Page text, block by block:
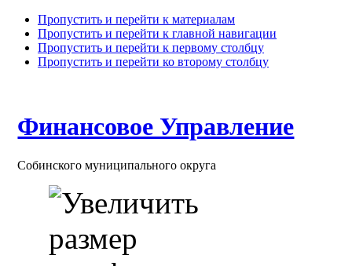
Пропустить и перейти к материалам
Пропустить и перейти к главной навигации
Пропустить и перейти к первому столбцу
Пропустить и перейти ко второму столбцу
Финансовое Управление
Собинского муниципального округа